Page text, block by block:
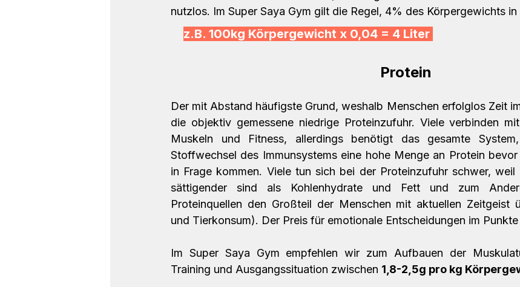
nutzlos. Im Super Saya Gym gilt die Regel, 4% des Körpergewichts
z.B. 100kg Körpergewicht x 0,04 = 4 Liter
Protein
Der mit Abstand häufigste Grund, weshalb Menschen erfolglos Zeit
die objektiv gemessene niedrige Proteinzufuhr. Viele verbinden
Muskeln und Fitness, allerdings benötigt das gesamte
Stoffwechsel des Immunsystems eine hohe Menge an Protein
in Frage kommen. Viele tun sich bei der Proteinzufuhr schwer, weil
sättigender sind als Kohlenhydrate und Fett und zum
Proteinquellen den Großteil der Menschen mit aktuellen Zeitgeist
Im Super Saya Gym empfehlen wir zum Aufbauen der
Training und Ausgangssituation zwischen 1,8-2,5g pro kg